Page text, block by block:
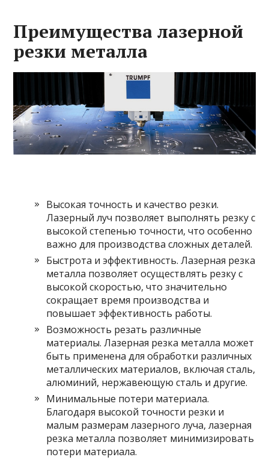
Преимущества лазерной
резки металла
Высокая точность и качество резки.
Лазерный луч позволяет выполнять резку с
высокой степенью точности, что особенно
важно для производства сложных деталей.
Быстрота и эффективность. Лазерная резка
металла позволяет осуществлять резку с
высокой скоростью, что значительно
сокращает время производства и
повышает эффективность работы.
Возможность резать различные
материалы. Лазерная резка металла может
быть применена для обработки различных
металлических материалов, включая сталь,
алюминий, нержавеющую сталь и другие.
Минимальные потери материала.
Благодаря высокой точности резки и
малым размерам лазерного луча, лазерная
резка металла позволяет минимизировать
потери материала.